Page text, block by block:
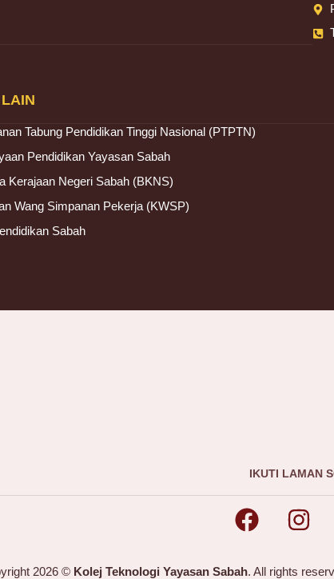
Tabung Pendidikan Tinggi Nasional (PTPTN)
Pendidikan Yayasan Sabah
Kerajaan Negeri Sabah (BKNS)
Wang Simpanan Pekerja (KWSP)
Sabah
2026 © Kolej Teknologi Yayasan Sabah. All rights
IKUTI LAMAN